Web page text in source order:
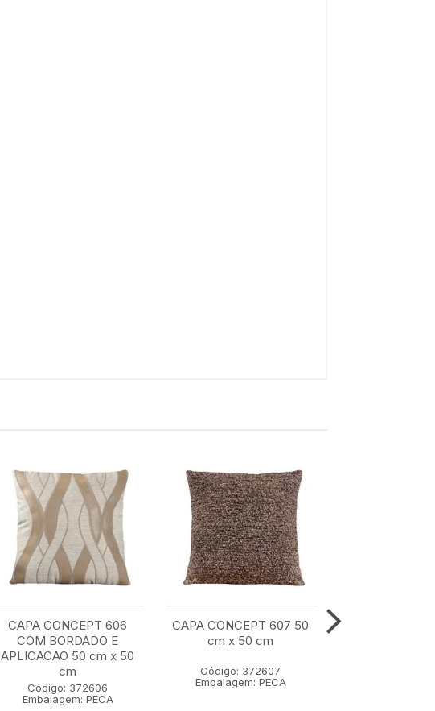
CAPA CONCEPT 606
COM BORDADO E
APLICACAO 50 cm x 50
cm
Código: 372606
Embalagem: PECA
CAPA CONCEPT 607 50
cm x 50 cm
Código: 372607
Embalagem: PECA